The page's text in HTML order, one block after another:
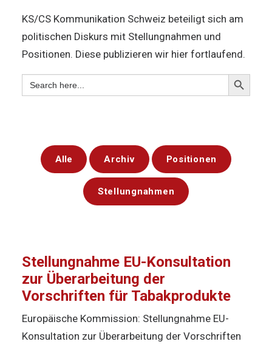
KS/CS Kommunikation Schweiz beteiligt sich am
politischen Diskurs mit Stellungnahmen und
Positionen. Diese publizieren wir hier fortlaufend.
Search
for:
Alle Archiv Positionen
Stellungnahmen
Stellungnahme EU-Konsultation
zur Überarbeitung der
Vorschriften für Tabakprodukte
Europäische Kommission: Stellungnahme EU-
Konsultation zur Überarbeitung der Vorschriften